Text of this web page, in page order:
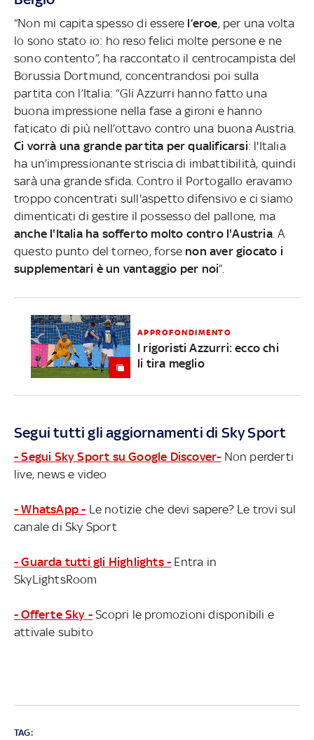
“Non mi capita spesso di essere l’eroe, per una volta
lo sono stato io: ho reso felici molte persone e ne
sono contento”, ha raccontato il centrocampista del
Borussia Dortmund, concentrandosi poi sulla
partita con l’Italia: “Gli Azzurri hanno fatto una
buona impressione nella fase a gironi e hanno
faticato di più nell’ottavo contro una buona Austria.
Ci vorrà una grande partita per qualificarsi: l'Italia
ha un’impressionante striscia di imbattibilità, quindi
sarà una grande sfida. Contro il Portogallo eravamo
troppo concentrati sull'aspetto difensivo e ci siamo
dimenticati di gestire il possesso del pallone, ma
anche l'Italia ha sofferto molto contro l'Austria. A
questo punto del torneo, forse non aver giocato i
supplementari è un vantaggio per noi”.
APPROFONDIMENTO
I rigoristi Azzurri: ecco chi
li tira meglio
Segui tutti gli aggiornamenti di Sky Sport
- Segui Sky Sport su Google Discover- Non perderti
live, news e video
- WhatsApp - Le notizie che devi sapere? Le trovi sul
canale di Sky Sport
- Guarda tutti gli Highlights - Entra in
SkyLightsRoom
- Offerte Sky - Scopri le promozioni disponibili e
attivale subito
TAG: